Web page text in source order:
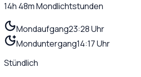
14h 48mMondlichtstunden
Mondaufgang23:28 Uhr
Monduntergang14:17 Uhr
Stündlich